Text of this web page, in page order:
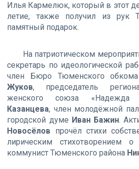
Илья Кармелюк, который в этот
летие, также получил из рук
памятный подарок.
На патриотическом
секретарь по идеологической
член Бюро Тюменского
Жуков, председатель
женского союза «Надежда
Казанцева, член молодёжной
городской думе Иван Бажин.
Новосёлов прочёл стихи
лирическим стихотворением
коммунист Тюменского района